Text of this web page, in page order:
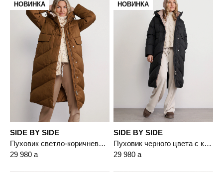
НОВИНКА
SIDE BY SIDE
Пуховик светло-коричневого цвета с капюшоном
29 980 a
НОВИНКА
SIDE BY SIDE
Пуховик черного цвета с капюшоном
29 980 a